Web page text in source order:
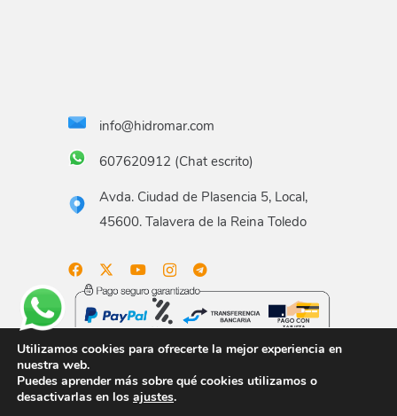
info@hidromar.com
607620912 (Chat escrito)
Avda. Ciudad de Plasencia 5, Local,
45600. Talavera de la Reina Toledo
Aviso legal Términos y condiciones
Política de
Utilizamos cookies para ofrecerte la mejor experiencia en
nuestra web.
Puedes aprender más sobre qué cookies utilizamos o
desactivarlas en los ajustes.